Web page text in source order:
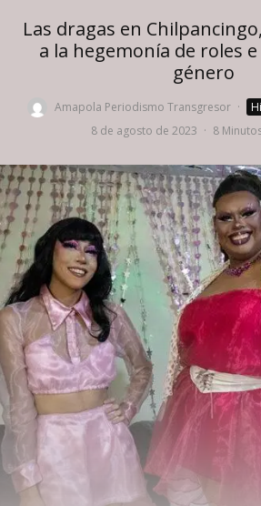
Las dragas en
a la hegemonía de roles
género
Amapola Periodismo Transgresor ·
8 de agosto de 2023 · 8